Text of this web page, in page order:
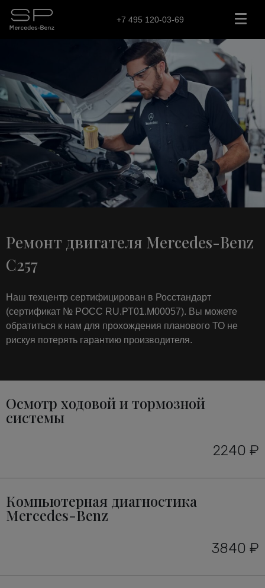
+7 495 120-03-69
Ремонт двигателя Mercedes-Benz
C257
Наш техцентр сертифицирован в Росстандарт
(сертификат № РОСС RU.РТ01.М00057). Вы можете
обратиться к нам для прохождения планового ТО не
рискуя потерять гарантию производителя.
Осмотр ходовой и тормозной
системы
2240 ₽
Компьютерная диагностика
Mercedes-Benz
3840 ₽